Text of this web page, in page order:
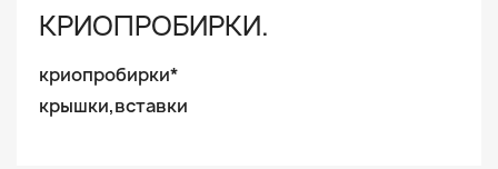
КРИОПРОБИРКИ.
криопробирки*
крышки,вставки